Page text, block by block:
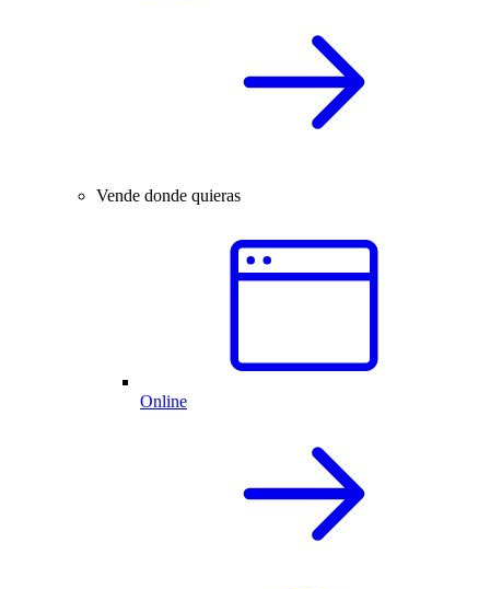
Vende donde quieras
Online